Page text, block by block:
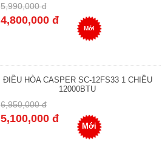
5,990,000 đ
4,800,000 đ
Mới
ĐIỀU HÒA CASPER SC-12FS33 1 CHIỀU
12000BTU
6,950,000 đ
5,100,000 đ
Mới